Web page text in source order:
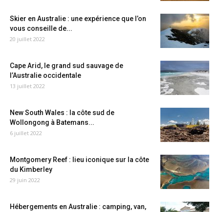
Skier en Australie : une expérience que l’on
vous conseille de...
20 juillet 2022
Cape Arid, le grand sud sauvage de
l’Australie occidentale
13 juillet 2022
New South Wales : la côte sud de
Wollongong à Batemans...
6 juillet 2022
Montgomery Reef : lieu iconique sur la côte
du Kimberley
29 juin 2022
Hébergements en Australie : camping, van,